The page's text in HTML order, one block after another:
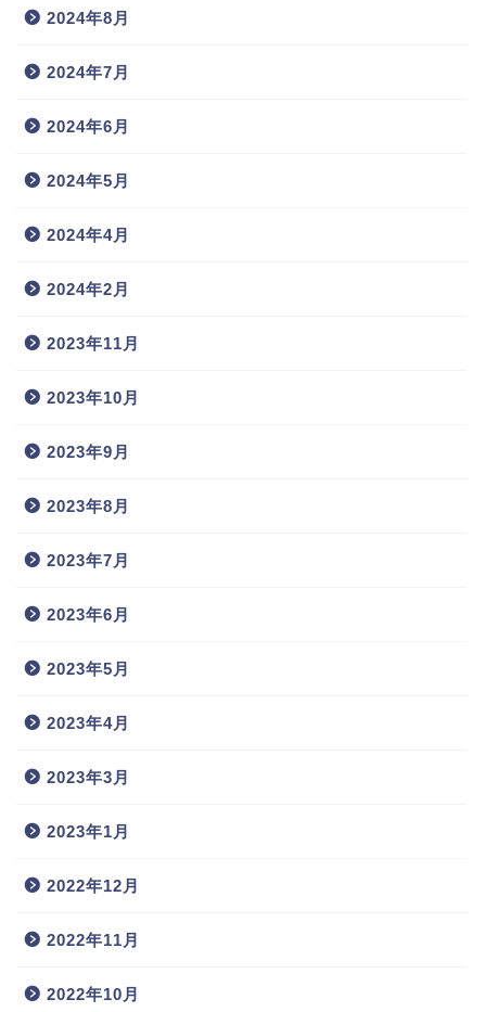
2024年8月
2024年7月
2024年6月
2024年5月
2024年4月
2024年2月
2023年11月
2023年10月
2023年9月
2023年8月
2023年7月
2023年6月
2023年5月
2023年4月
2023年3月
2023年1月
2022年12月
2022年11月
2022年10月